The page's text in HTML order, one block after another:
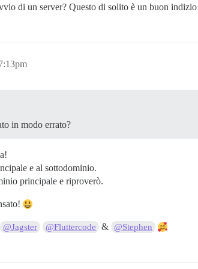
di un server? Questo di solito è un buon indizio
in modo errato?
e al sottodominio.
principale e riproverò.
@Jagster @Fluttercode & @Stephen